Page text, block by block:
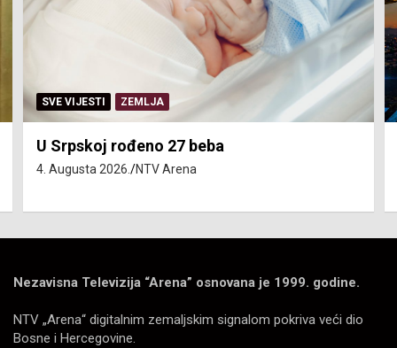
SVE VIJESTI ZEMLJA
U Srpskoj rođeno 27 beba
4. Augusta 2026. NTV Arena
Nezavisna Televizija “Arena” osnovana je 1999. godine.
NTV „Arena“ digitalnim zemaljskim signalom pokriva veći dio
Bosne i Hercegovine.